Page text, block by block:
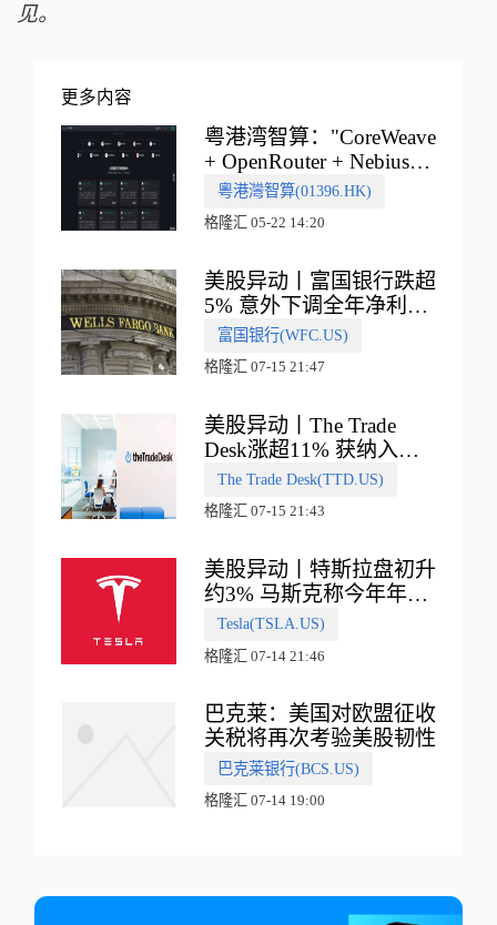
见。
更多内容
粤港湾智算："CoreWeave
+ OpenRouter + Nebius"
多向融合的中国智算新范
式
粵港灣智算(01396.HK)
格隆汇 05-22 14:20
美股异动丨富国银行跌超
5% 意外下调全年净利息
收入指引
富国银行(WFC.US)
格隆汇 07-15 21:47
美股异动丨The Trade
Desk涨超11% 获纳入标
普500指数
The Trade Desk(TTD.US)
格隆汇 07-15 21:43
美股异动丨特斯拉盘初升
约3% 马斯克称今年年底
会有‘史诗级震撼’的演示
Tesla(TSLA.US)
格隆汇 07-14 21:46
巴克莱：美国对欧盟征收
关税将再次考验美股韧性
巴克莱银行(BCS.US)
格隆汇 07-14 19:00